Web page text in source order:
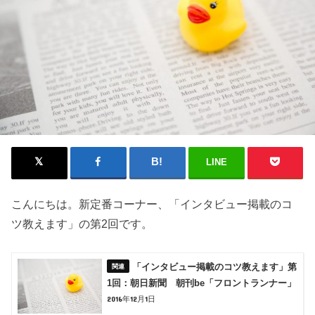
LINE
こんにちは。新定番コーナー、「インタビュー掲載のコ
ツ教えます」の第2回です。
「インタビュー掲載のコツ教えます」第
1回：朝日新聞 朝刊be「フロントランナー」
2016年12月1日